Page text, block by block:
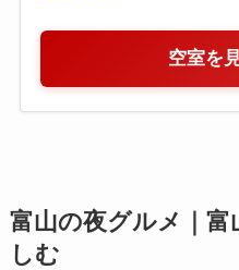
空室を
富山の夜グルメ｜
しむ